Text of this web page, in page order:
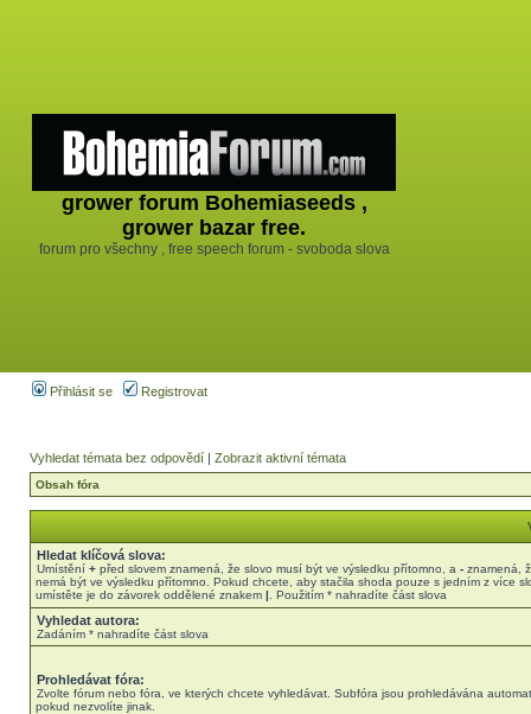
grower forum Bohemiaseeds ,
grower bazar free.
forum pro všechny , free speech forum - svoboda slova
Přihlásit se Registrovat
Vyhledat témata bez odpovědí | Zobrazit aktivní témata
Obsah fóra
Hledat klíčová slova:
Umístění + před slovem znamená, že slovo musí být ve výsledku přítomno, a - znamená,
nemá být ve výsledku přítomno. Pokud chcete, aby stačila shoda pouze s jedním z více
umístěte je do závorek oddělené znakem | . Použitím * nahradíte část slova
Vyhledat autora:
Zadáním * nahradíte část slova
Prohledávat fóra:
Zvolte fórum nebo fóra, ve kterých chcete vyhledávat. Subfóra jsou prohledávána
pokud nezvolíte jinak.